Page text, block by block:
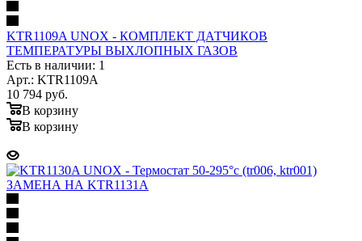
KTR1109A UNOX - КОМПЛЕКТ ДАТЧИКОВ
ТЕМПЕРАТУРЫ ВЫХЛОПНЫХ ГАЗОВ
Есть в наличии: 1
Арт.: KTR1109A
10 794 руб.
В корзину
В корзину